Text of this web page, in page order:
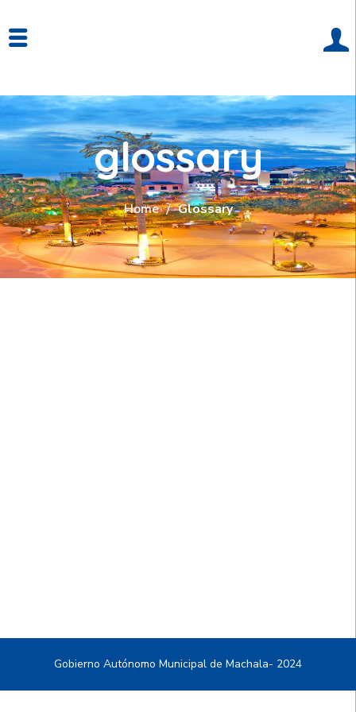
glossary
Home Glossary
Gobierno Autónomo Municipal de Machala- 2024